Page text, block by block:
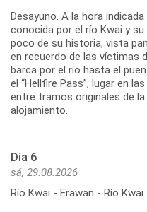
Desayuno. A la hora
conocida por el río Kwai y
poco de su historia, vista
en recuerdo de las víctimas
barca por el río hasta el
el “Hellfire Pass”, lugar en
entre tramos originales de
Día 6
sá, 29.08.2026
Río Kwai - Erawan - Río Kwai